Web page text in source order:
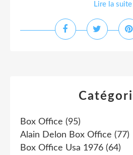
Lire la suite
Box Office (95)
Alain Delon Box Office (77)
Box Office Usa 1976 (64)